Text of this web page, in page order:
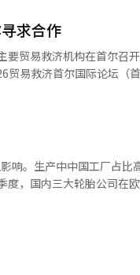
今年4月对中
减少，从而改善了国内市场
比例，增加了生产和销售
本报道经人工智能（AI）
绕过倾销措施。此外，双
“价格承诺”制度的效果
运营计划。该制度每四年
。双方一致决定持续检查
会贸易调查室主任全应吉
倾销和绕过倾销，努力保
求合作
要贸易救济机构在首尔召
坛，吸引了世界贸易组织
及国际合作的加强方案。 近
89件增加到2023年的191
球供应过剩以及国家间产
等措施恢复公平竞争条件
响。生产中中国工厂占比
度，国内三大轮胎公司在
盟正
达34.4%，而韩国轮胎则约